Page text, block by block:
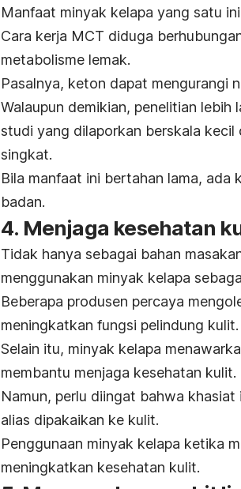
Manfaat minyak kelapa yang satu
Cara kerja MCT diduga
metabolisme lemak.
Pasalnya, keton dapat mengurangi
Walaupun demikian, penelitian
studi yang dilaporkan berskala
singkat.
Bila manfaat ini bertahan lama, ada
badan.
4. Menjaga kesehatan
Tidak hanya sebagai bahan
menggunakan minyak kelapa
Beberapa produsen percaya
meningkatkan fungsi pelindung kulit.
Selain itu, minyak kelapa
membantu menjaga kesehatan kulit.
Namun, perlu diingat bahwa
alias dipakaikan ke kulit.
Penggunaan minyak kelapa ketika
meningkatkan kesehatan kulit.